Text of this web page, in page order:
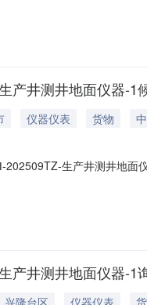
产井测井地面仪器-1
仪器仪表 货物
202509TZ-生产井测井地
量工期资格能力条件备注
产井测井地面仪器-1
兴隆台区 仪器仪表